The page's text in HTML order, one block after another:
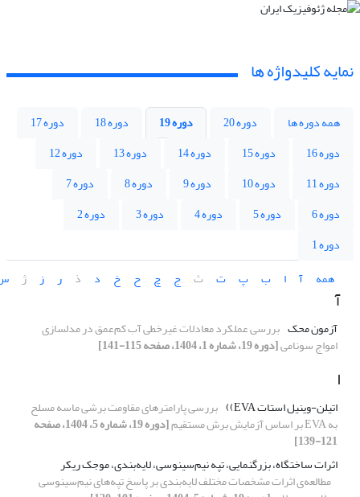
نمایه کلیدواژه ها
همه دوره ها دوره 20 دوره 19 دوره 18
دوره 17
دوره 16
دوره 15 دوره 14 دوره 13
دوره 12
دوره 11
دوره 10 دوره 9 دوره 8
دوره 7
دوره 6
دوره 5 دوره 4 دوره 3
دوره 2
دوره 1
همه
آ ا ب پ ت ث ج چ ح خ د ذ ر ز ژ
آ
آزمون محک بررسی عملکرد معادلات غیرخطی آب کم‌عمق در مدلسازی
امواج سونامی[دوره 19، شماره 1، 1404، صفحه 115-141]
ا
اتیلن-وینیل استات EVA)) بررسی پارامترهای مقاومت برشی ماسه مسلح
به EVA بر اساس آزمایش برش مستقیم [دوره 19، شماره 5، 1404، صفحه
121-139]
اثرات ساختگاه، بزرگنمایی، تپه‌ نیم‌سینوسی، لایه‌بندی، موجک ریکر
مطالعه‌ی اثرات مشخصات مختلف لایه‌بندی بر پاسخ تپه‌های نیم‌سینوسی